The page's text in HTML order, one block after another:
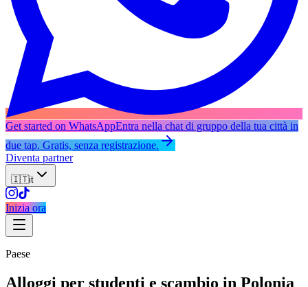
Get started on WhatsAppEntra nella chat di gruppo della tua città in
due tap. Gratis, senza registrazione.
Diventa partner
🇮🇹it
Inizia ora
Paese
Alloggi per studenti e scambio in Polonia